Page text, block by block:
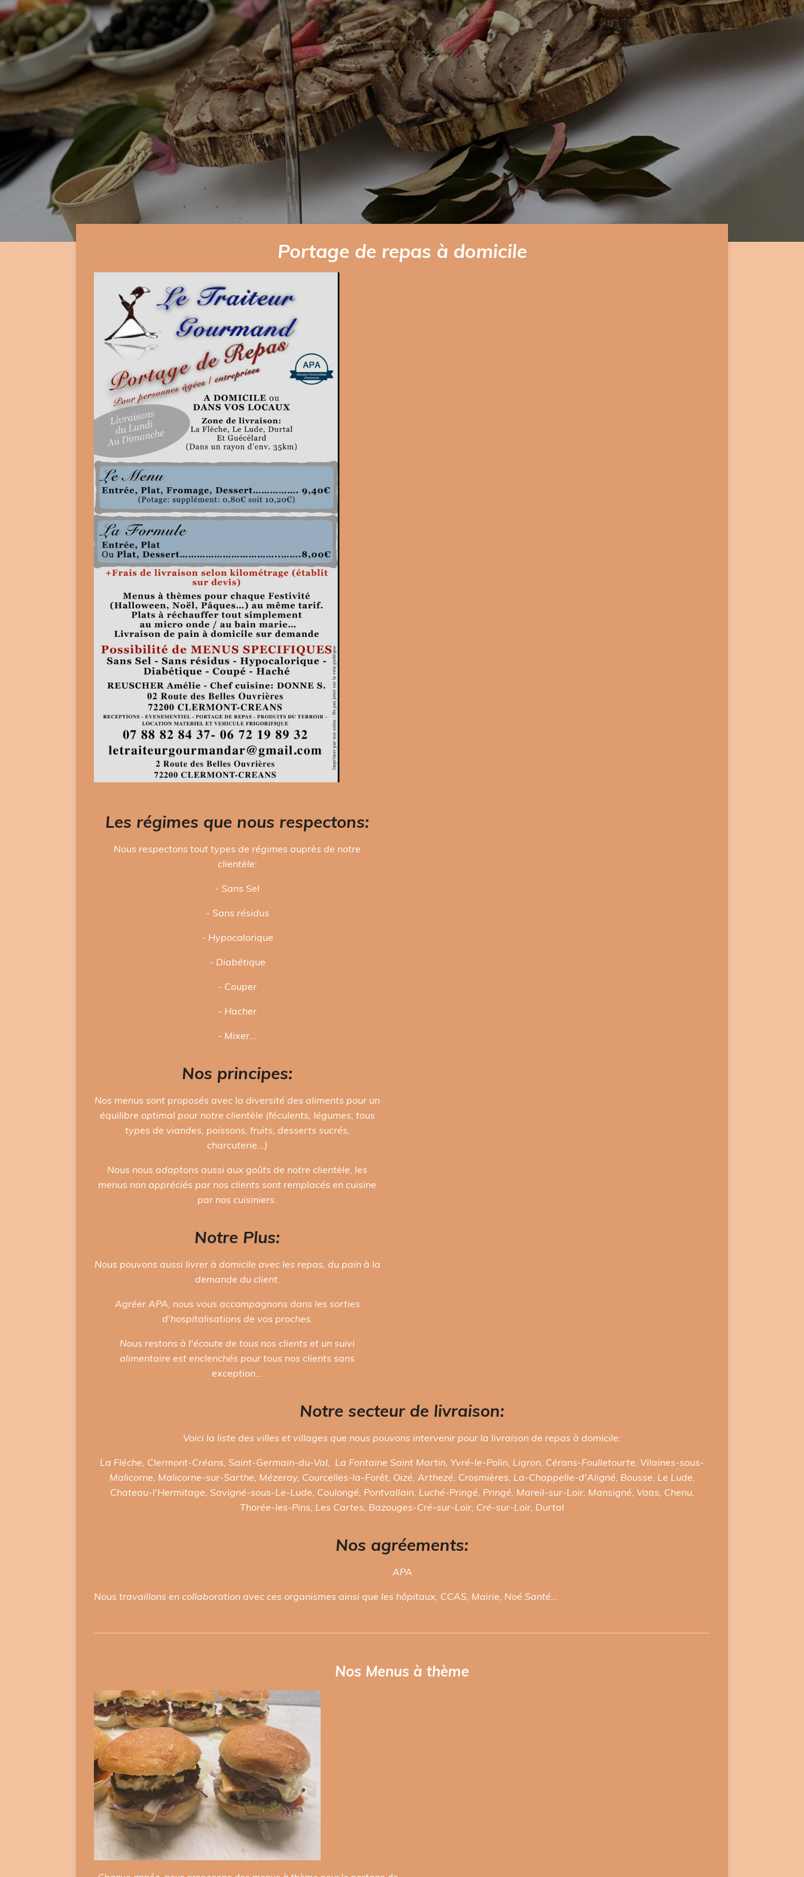
Portage de repas à domicile
Les régimes que nous respectons:
Nous respectons tout types de régimes auprès de notre
clientèle:
- Sans Sel
- Sans résidus
- Hypocalorique
- Diabétique
- Couper
- Hacher
- Mixer...
Nos principes:
Nos menus sont proposés avec la diversité des aliments pour un
équilibre optimal pour notre clientèle (féculents, légumes, tous
types de viandes, poissons, fruits, desserts sucrés,
charcuterie...)
Nous nous adaptons aussi aux goûts de notre clientèle, les
menus non appréciés par nos clients sont remplacés en cuisine
par nos cuisiniers.
Notre Plus:
Nous pouvons aussi livrer à domicile avec les repas, du pain à la
demande du client.
Agréer APA , nous vous accompagnons dans les sorties
d'hospitalisations de vos proches.
Nous restons à l'écoute de tous nos clients et un suivi
alimentaire est enclenchés pour tous nos clients sans
exception...
Notre secteur de livraison:
Voici la liste des villes et villages que nous pouvons intervenir pour la livraison de repas à domicile:
La Fléche, Clermont-Créans, Saint-Germain-du-Val, La Fontaine Saint Martin, Yvré-le-Polin, Ligron, Cérans-Foulletourte, Vilaines-sous-
Malicorne, Malicorne-sur-Sarthe, Mézeray, Courcelles-la-Forêt, Oizé, Arthezé, Crosmières, La-Chappelle-d'Aligné, Bousse, Le Lude,
Chateau-l'Hermitage, Savigné-sous-Le-Lude, Coulongé, Pontvallain, Luché-Pringé, Pringé, Mareil-sur-Loir, Mansigné, Vaas, Chenu,
Thorée-les-Pins, Les Cartes, Bazouges-Cré-sur-Loir, Cré-sur-Loir, Durtal
Nos agréements:
APA
Nous travaillons en collaboration avec ces organismes ainsi que les hôpitaux, CCAS, Mairie, Noé Santé...
Nos Menus à thème